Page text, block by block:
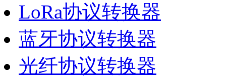
LoRa协议转换器
蓝牙协议转换器
光纤协议转换器